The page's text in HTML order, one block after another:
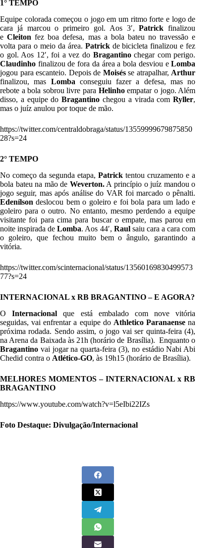
1° TEMPO
Equipe colorada começou o jogo em um ritmo forte e logo de
cara já marcou o primeiro gol. Aos 3′,Patrick finalizou
eCleiton fez boa defesa, mas a bola bateu no travessão e
volta para o meio da área. Patrickde bicicleta finalizou e fez
o gol. Aos 12′, foi a vez do Bragantinochegar com perigo.
Claudinho finalizou de fora da área a bola desviou eLomba
jogou para escanteio. Depois de Moisésse atrapalhar, Arthur
finalizou, mas Lomba conseguiu fazer a defesa, mas no
rebote a bola sobrou livre para Helinhoempatar o jogo. Além
disso, a equipe doBragantino chegou a virada comRyller,
mas o juíz anulou por toque de mão.
https://twitter.com/centraldobraga/status/13559999679875850
28?s=24
2° TEMPO
No começo da segunda etapa,Patrick tentou cruzamento e a
bola bateu na mão de Weverton.A princípio o juíz mandou o
jogo seguir, mas após análise do VAR foi marcado o pênalti.
Edenílson deslocou bem o goleiro e foi bola para um lado e
goleiro para o outro. No entanto, mesmo perdendo a equipe
visitante foi para cima para buscar o empate, mas parou em
noite inspirada deLomba. Aos 44′, Raulsaiu cara a cara com
o goleiro, que fechou muito bem o ângulo, garantindo a
vitória.
https://twitter.com/scinternacional/status/13560169830499573
77?s=24
INTERNACIONAL x RB BRAGANTINO – E AGORA?
OInternacional que está embalado com nove vitória
seguidas, vai enfrentar a equipe do Athletico Paranaense na
próxima rodada. Sendo assim, o jogo vai ser quinta-feira (4),
na Arena da Baixada às 21h (horário de Brasília). Enquanto o
Bragantino vai jogar na quarta-feira (3), no estádio Nabi Abi
Chedid contra o Atlético-GO, às 19h15 (horário de Brasília).
MELHORES MOMENTOS – INTERNACIONAL x RB
BRAGANTINO
https://www.youtube.com/watch?v=l5eIbi22IZs
Foto Destaque: Divulgação/Internacional